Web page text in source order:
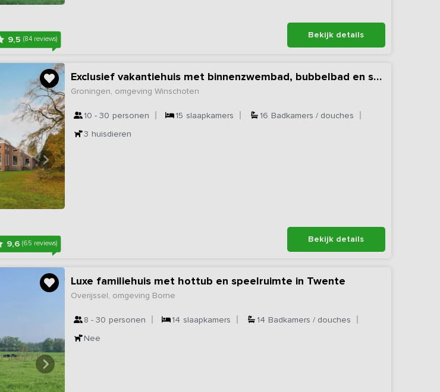
9,5(84 reviews) Bekijk details
9,6(65 reviews)
Exclusief vakantiehuis met binnenzwembad, bubbelbad en sauna
Groningen, omgeving Winschoten
10 - 30 personen 15 slaapkamers 16 Badkamers / douches
3 huisdieren
Bekijk details
Luxe familiehuis met hottub en speelruimte in Twente
Overijssel, omgeving Borne
8 - 30 personen 14 slaapkamers 14 Badkamers / douches
Nee